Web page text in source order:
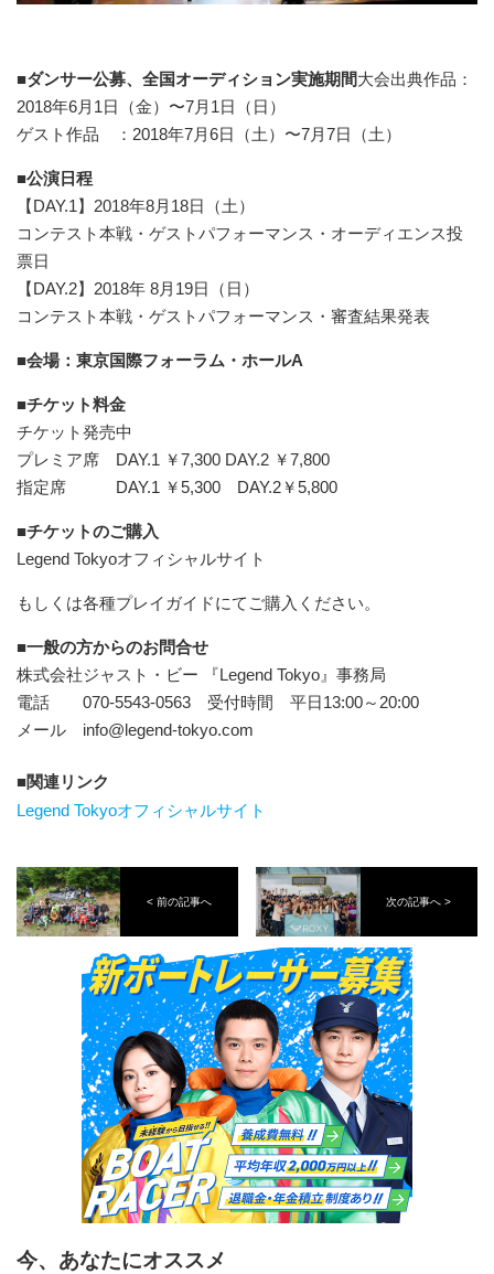
■ダンサー公募、全国オーディション実施期間大会出典作品：
2018年6月1日（金）〜7月1日（日）
ゲスト作品 ：2018年7月6日（土）〜7月7日（土）
■公演日程
【DAY.1】2018年8月18日（土）
コンテスト本戦・ゲストパフォーマンス・オーディエンス投
票日
【DAY.2】2018年 8月19日（日）
コンテスト本戦・ゲストパフォーマンス・審査結果発表
■会場：東京国際フォーラム・ホールA
■チケット料金
チケット発売中
プレミア席 DAY.1 ￥7,300 DAY.2 ￥7,800
指定席 DAY.1 ￥5,300 DAY.2￥5,800
■チケットのご購入
Legend Tokyoオフィシャルサイト
もしくは各種プレイガイドにてご購入ください。
■一般の方からのお問合せ
株式会社ジャスト・ビー 『Legend Tokyo』事務局
電話 070-5543-0563 受付時間 平日13:00～20:00
メール info@legend-tokyo.com
関連リンク
Legend Tokyoオフィシャルサイト
< 前の記事へ 次の記事へ >
今、あなたにオススメ